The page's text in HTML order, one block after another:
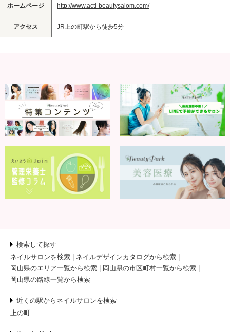
ホームページ http://www.acti-beautysalom.com/
アクセス JR上の町駅から徒歩5分
検索して探す
ネイルサロンを検索
ネイルデザインカタログから検索
岡山県のエリア一覧から検索
岡山県の市区町村一覧から検索
岡山県の路線一覧から検索
近くの駅からネイルサロンを検索
上の町